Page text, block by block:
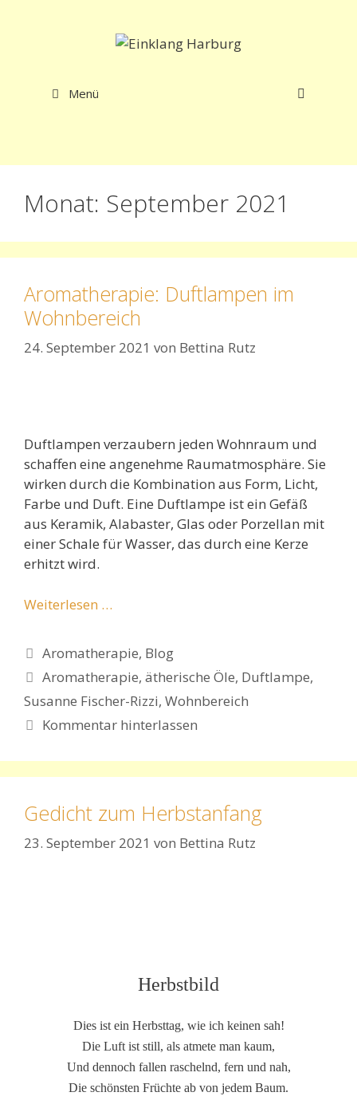
Menü
Monat: September 2021
Aromatherapie: Duftlampen im
Wohnbereich
24. September 2021 von Bettina Rutz
Duftlampen verzaubern jeden Wohnraum und
schaffen eine angenehme Raumatmosphäre. Sie
wirken durch die Kombination aus Form, Licht,
Farbe und Duft. Eine Duftlampe ist ein Gefäß
aus Keramik, Alabaster, Glas oder Porzellan mit
einer Schale für Wasser, das durch eine Kerze
erhitzt wird.
Weiterlesen …
Kategorien
Aromatherapie, Blog
Schlagwörter
Aromatherapie,ätherische Öle, Duftlampe,
Susanne Fischer-Rizzi, Wohnbereich
Kommentar hinterlassen
Gedicht zum Herbstanfang
23. September 2021 von Bettina Rutz
Herbstbild
Dies ist ein Herbsttag, wie ich keinen sah!
Die Luft ist still, als atmete man kaum,
Und dennoch fallen raschelnd, fern und nah,
Die schönsten Früchte ab von jedem Baum.